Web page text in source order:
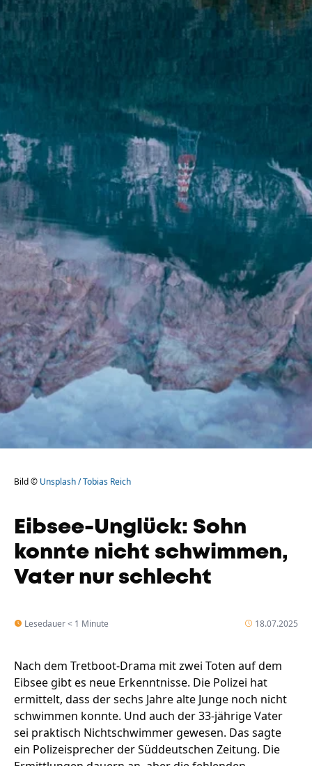
Bild © Unsplash / Tobias Reich
Eibsee-Unglück: Sohn
konnte nicht schwimmen,
Vater nur schlecht
Lesedauer < 1 Minute 18.07.2025
Nach dem Tretboot-Drama mit zwei Toten auf dem
Eibsee gibt es neue Erkenntnisse. Die Polizei hat
ermittelt, dass der sechs Jahre alte Junge noch nicht
schwimmen konnte. Und auch der 33-jährige Vater
sei praktisch Nichtschwimmer gewesen. Das sagte
ein Polizeisprecher der Süddeutschen Zeitung. Die